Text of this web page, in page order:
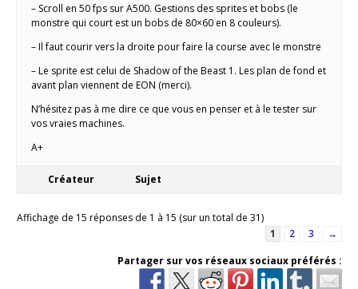
– Scroll en 50 fps sur A500. Gestions des sprites et bobs (le
monstre qui court est un bobs de 80×60 en 8 couleurs).
– Il faut courir vers la droite pour faire la course avec le monstre
– Le sprite est celui de Shadow of the Beast 1. Les plan de fond et
avant plan viennent de EON (merci).
N’hésitez pas à me dire ce que vous en penser et à le tester sur
vos vraies machines.
A+
Créateur Sujet
Affichage de 15 réponses de 1 à 15 (sur un total de 31)
1
2 3
→
Partager sur vos réseaux sociaux préférés :